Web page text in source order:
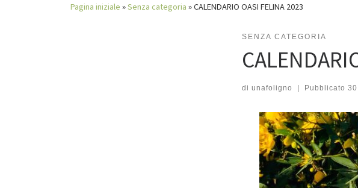
Pagina iniziale »Senza categoria »CALENDARIO OASI FELINA 2023
SENZA CATEGORIA
di unafoligno Pubblicato